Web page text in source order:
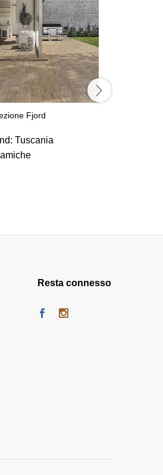
Fjord
Tuscania
Resta connesso